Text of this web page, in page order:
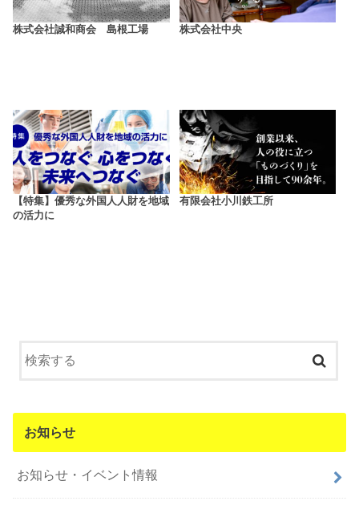
株式会社誠和商会 島根工場 株式会社中央
【特集】優秀な外国人人財を地域
の活力に
有限会社小川鉄工所
お知らせ
お知らせ・イベント情報